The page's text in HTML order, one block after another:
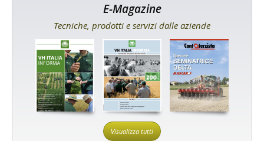
E-Magazine
Tecniche, prodotti e servizi dalle aziende
Visualizza tutti